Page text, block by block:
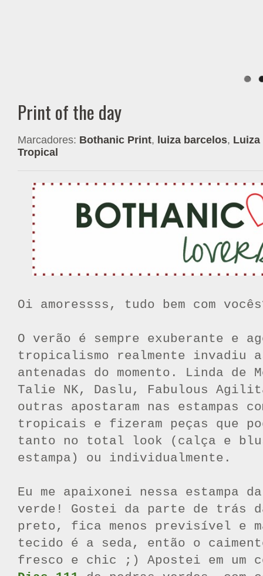
Print of the day
Marcadores: Bothanic Print, luiza barcelos, Luiza
Tropical
Oi amoressss, tudo bem com
O verão é sempre exuberante e
tropicalismo realmente invadiu
antenadas do momento. Linda de
Talie NK, Daslu, Fabulous
outras apostaram nas estampas
tropicais e fizeram peças que
tanto no total look (calça e
estampa) ou individualmente.
Eu me apaixonei nessa estampa
verde! Gostei da parte de trás
preto, fica menos previsível e
tecido é a seda, então o
fresco e chic ;) Apostei em um